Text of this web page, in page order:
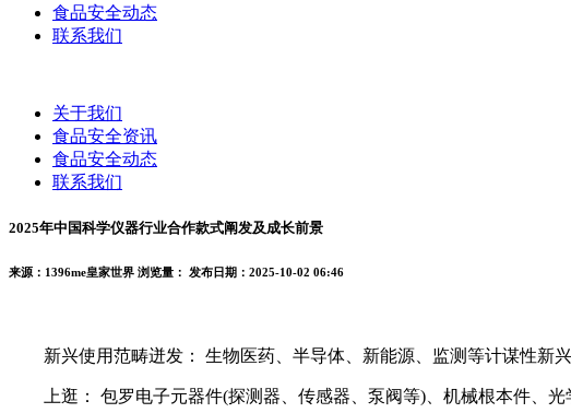
食品安全动态
联系我们
关于我们
食品安全资讯
食品安全动态
联系我们
2025年中国科学仪器行业合作款式阐发及成长前景
来源：1396me皇家世界 浏览量： 发布日期：2025-10-02 06:46
新兴使用范畴迸发： 生物医药、半导体、新能源、监测等计谋性新兴
上逛： 包罗电子元器件(探测器、传感器、泵阀等)、机械根本件、光